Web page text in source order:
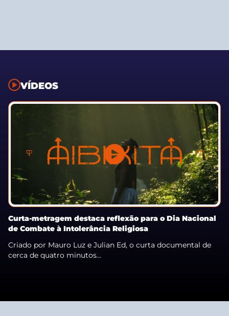
VÍDEOS
Curta-metragem destaca reflexão para o Dia Nacional
de Combate à Intolerância Religiosa
Criado por Mauro Luz e Julian Ed, o curta documental de
cerca de quatro minutos...